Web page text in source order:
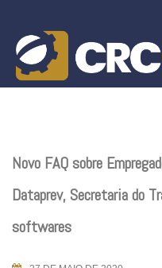
content
Novo FAQ sobre
Dataprev, Secretaria do
softwares